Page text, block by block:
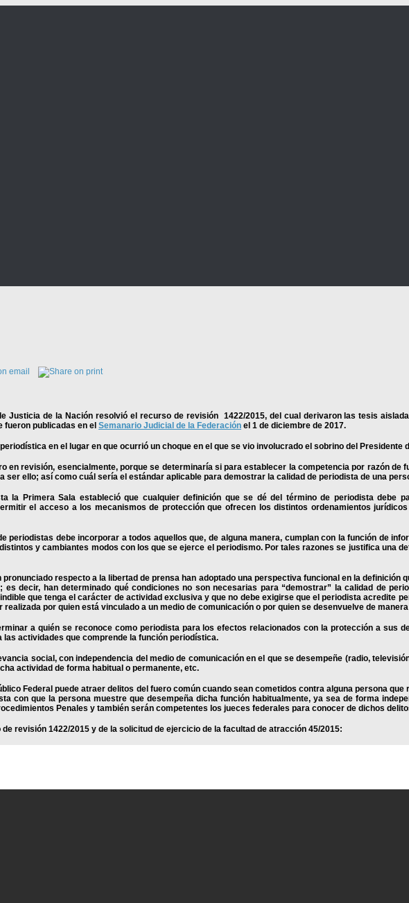
Justicia de la Nación resolvió el recurso de revisión 1422/2015, del cual derivaron las tesis
fueron publicadas en el Semanario Judicial de la Federación el 1 de diciembre de 2017.
en el lugar en que ocurrió un choque en el que se vio involucrado el sobrino del Presidente
en revisión, esencialmente, porque se determinaría si para establecer la competencia por razón de
ello; así como cuál sería el estándar aplicable para demostrar la calidad de periodista de una
la Primera Sala estableció que cualquier definición que se dé del término de periodista debe
el acceso a los mecanismos de protección que ofrecen los distintos ordenamientos
debe incorporar a todos aquellos que, de alguna manera, cumplan con la función de
y cambiantes modos con los que se ejerce el periodismo. Por tales razones se justifica una
respecto a la libertad de prensa han adoptado una perspectiva funcional en la definición
decir, han determinado qué condiciones no son necesarias para “demostrar” la calidad de
que tenga el carácter de actividad exclusiva y que no debe exigirse que el periodista acredite
por quien está vinculado a un medio de comunicación o por quien se desenvuelve de
a quién se reconoce como periodista para los efectos relacionados con la protección a sus
actividades que comprende la función periodística.
social, con independencia del medio de comunicación en el que se desempeñe (radio,
actividad de forma habitual o permanente, etc.
Federal puede atraer delitos del fuero común cuando sean cometidos contra alguna persona
con que la persona muestre que desempeña dicha función habitualmente, ya sea de forma
Penales y también serán competentes los jueces federales para conocer de dichos
revisión 1422/2015 y de la solicitud de ejercicio de la facultad de atracción 45/2015: